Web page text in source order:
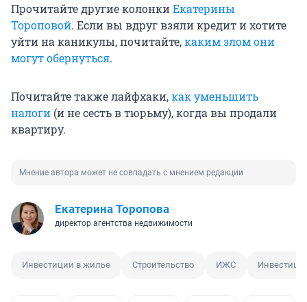
Прочитайте другие колонкиЕкатерины
Тороповой. Если вы вдруг взяли кредит и хотите
уйти на каникулы, почитайте,каким злом они
могут обернуться.
Почитайте также лайфхаки,как уменьшить
налоги (и не сесть в тюрьму), когда вы продали
квартиру.
Мнение автора может не совпадать с мнением редакции
Екатерина Торопова
директор агентства недвижимости
Инвестиции в жилье Строительство ИЖС